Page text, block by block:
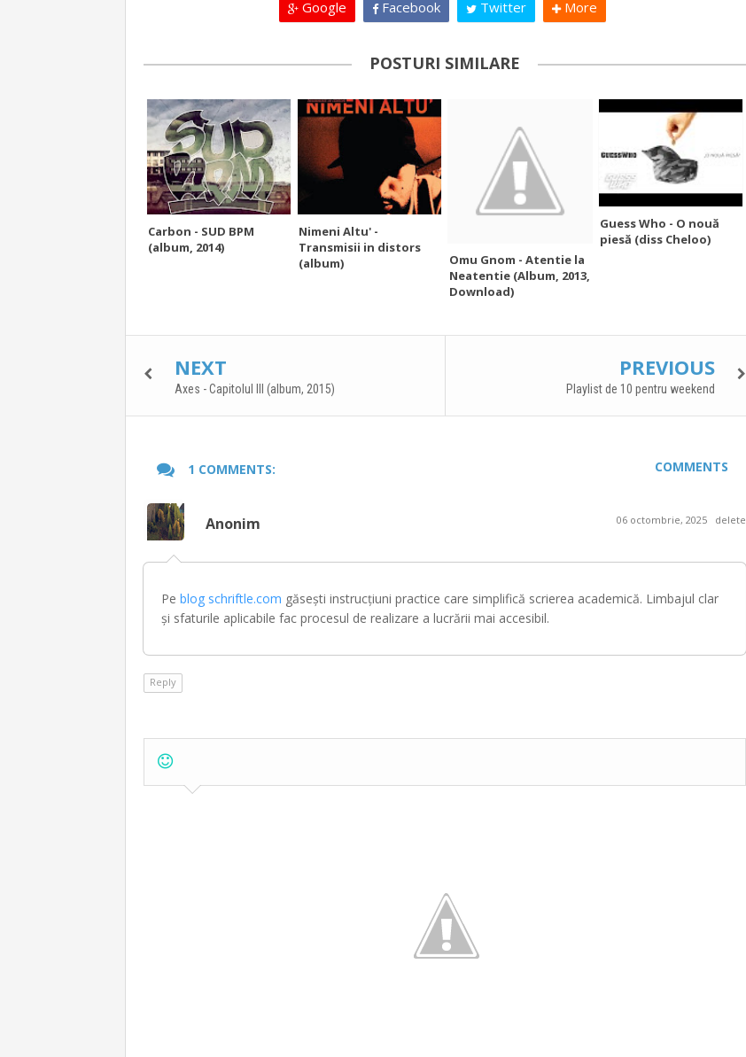
Google Facebook Twitter More
POSTURI SIMILARE
Carbon - SUD BPM
(album, 2014)
Nimeni Altu' -
Transmisii in distors
(album)
Omu Gnom - Atentie la
Neatentie (Album, 2013,
Download)
Guess Who - O nouă
piesă (diss Cheloo)
NEXT
Axes - Capitolul III (album, 2015)
PREVIOUS
Playlist de 10 pentru weekend
1 COMMENTS: COMMENTS
Anonim 06 octombrie, 2025 delete
Pe blog schriftle.com găsești instrucțiuni practice care simplifică scrierea academică. Limbajul clar
și sfaturile aplicabile fac procesul de realizare a lucrării mai accesibil.
Reply